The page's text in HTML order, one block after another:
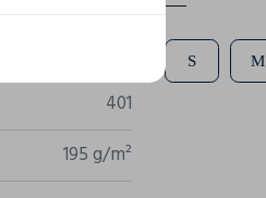
401
195 g/m²
S M